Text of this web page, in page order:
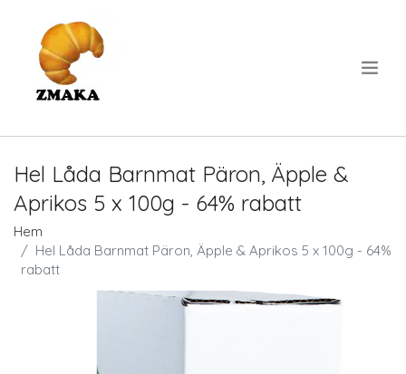
Hel Låda Barnmat Päron, Äpple &
Aprikos 5 x 100g - 64% rabatt
Hem
Hel Låda Barnmat Päron, Äpple & Aprikos 5 x 100g - 64%
rabatt